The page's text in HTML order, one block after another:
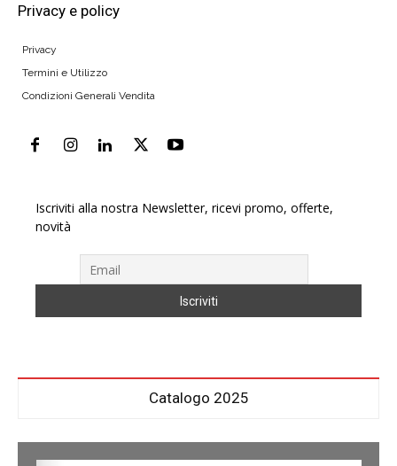
Privacy e policy
Privacy
Termini e Utilizzo
Condizioni Generali Vendita
Iscriviti alla nostra Newsletter, ricevi promo, offerte,
novità
Catalogo 2025